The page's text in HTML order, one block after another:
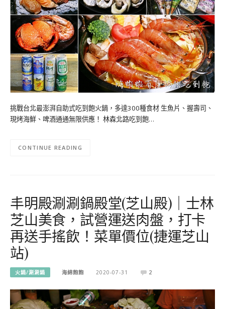
挑戰台北最澎湃自助式吃到飽火鍋，多達300種食材 生魚片、握壽司、
現烤海鮮、啤酒通通無限供應！ 林森北路吃到飽…
CONTINUE READING
丰明殿涮涮鍋殿堂(芝山殿)｜士林
芝山美食，試營運送肉盤，打卡
再送手搖飲！菜單價位(捷運芝山
站)
火鍋/涮涮鍋 海綿飽飽 2020-07-31 2